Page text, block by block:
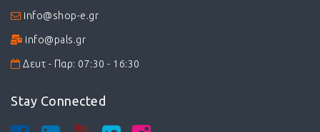
info@shop-e.gr
info@pals.gr
Δευτ - Παρ: 07:30 - 16:30
Stay Connected